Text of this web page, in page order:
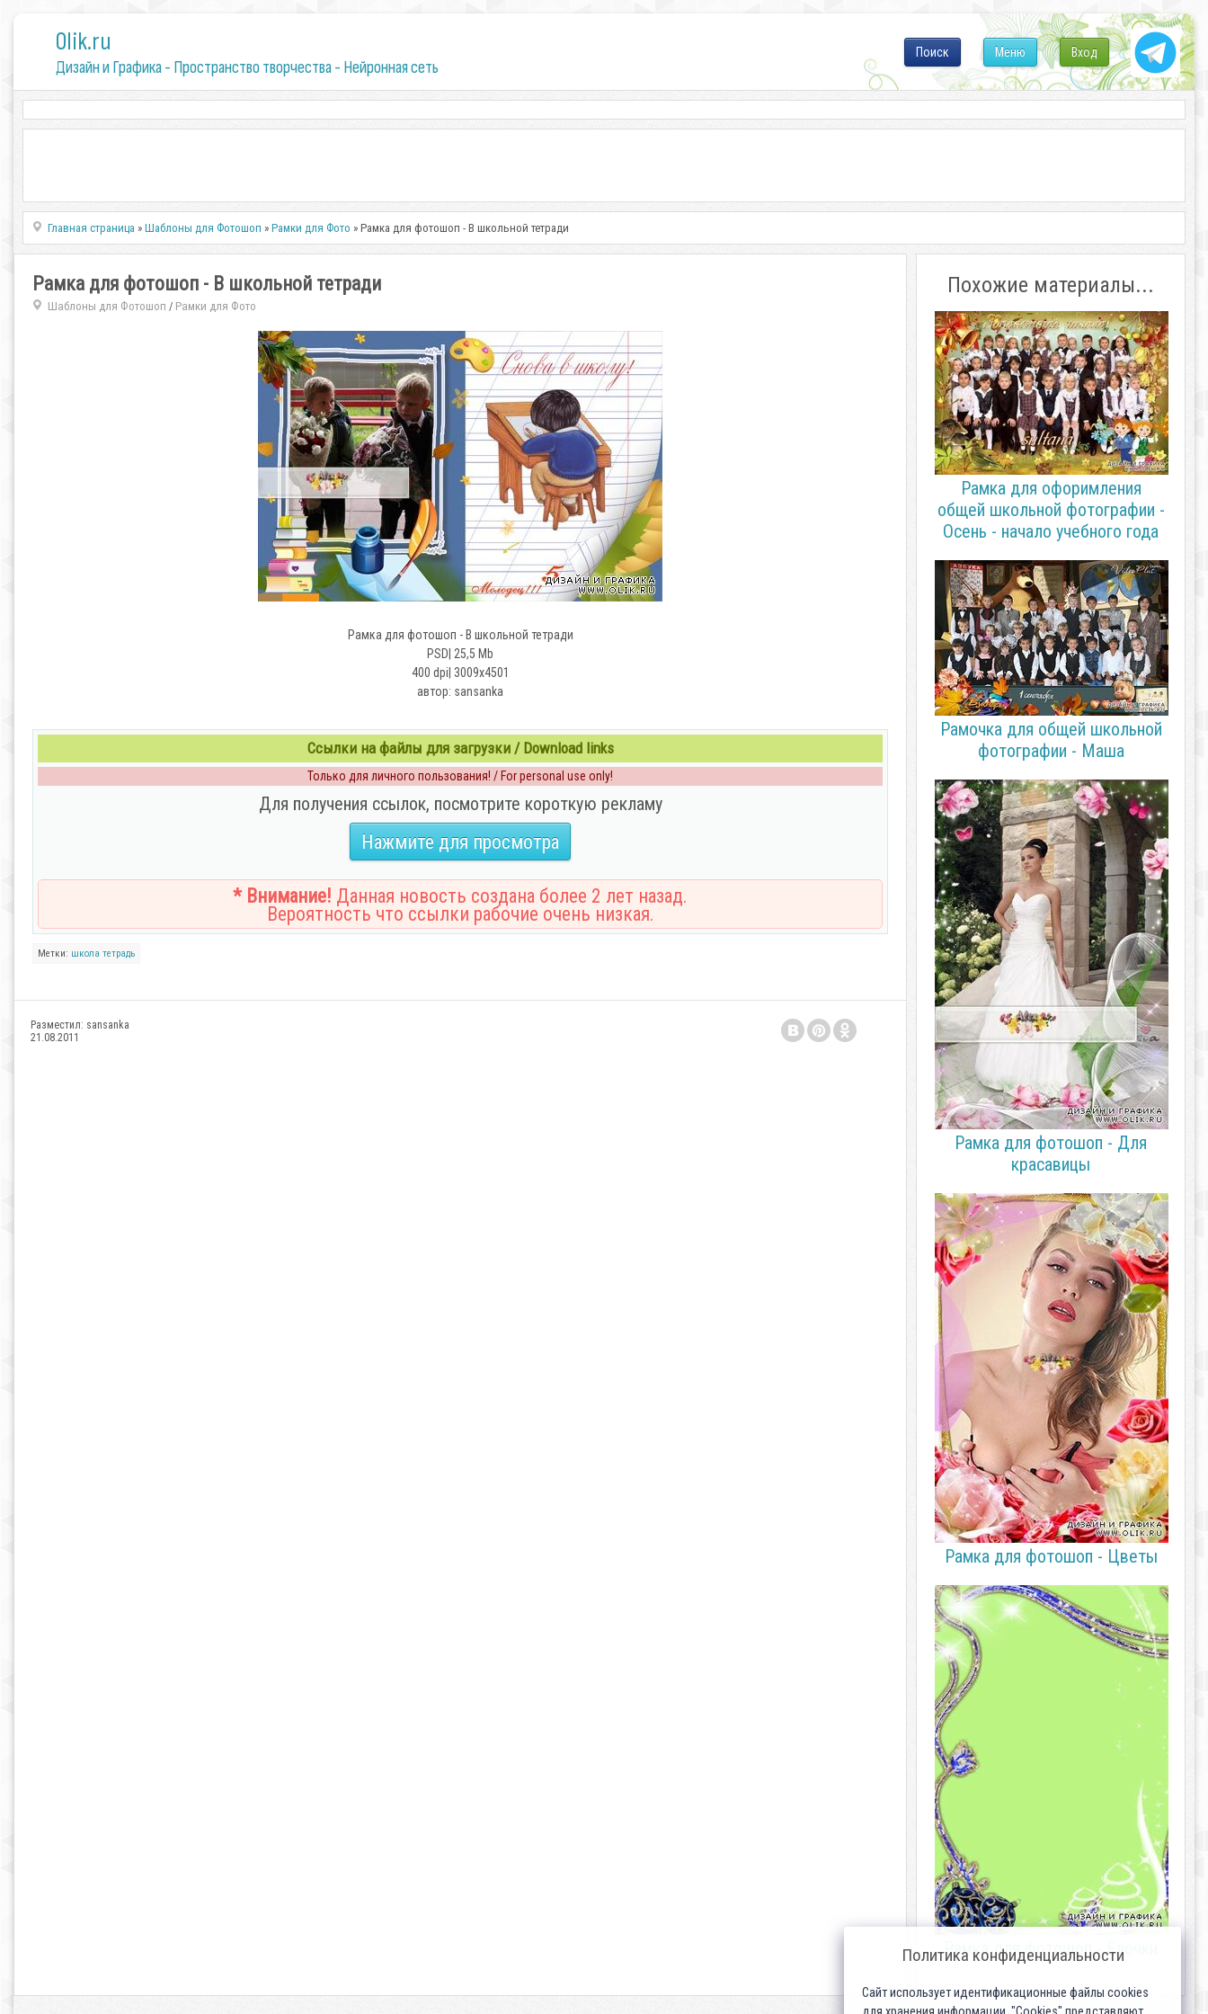
0lik.ru
Дизайн и Графика - Пространство творчества - Нейронная сеть
Вход
Меню
Поиск
Главная страница »Шаблоны для Фотошоп »Рамки для Фото » Рамка для фотошоп - В школьной тетради
Рамка для фотошоп - В школьной тетради
Шаблоны для Фотошоп / Рамки для Фото
Рамка для фотошоп - В школьной тетради
PSD| 25,5 Mb
400 dpi| 3009x4501
автор: sansanka
Ссылки на файлы для загрузки / Download links
Только для личного пользования! / For personal use only!
Для получения ссылок, посмотрите короткую рекламу
Нажмите для просмотра
* Внимание! Данная новость создана более 2 лет назад.
Вероятность что ссылки рабочие очень низкая.
Метки: школа тетрадь
Разместил: sansanka
21.08.2011
Похожие материалы...
Рамка для офоримления
общей школьной фотографии -
Осень - начало учебного года
Рамочка для общей школьной
фотографии - Маша
Рамка для фотошоп - Для
красавицы
Рамка для фотошоп - Цветы
Рамка для фотошоп - Елочки
Политика конфиденциальности
Сайт использует идентификационные файлы cookies